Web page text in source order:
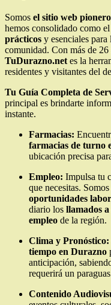
Somos el sitio web
hemos consolidado como
prácticos y esenciales
comunidad. Con más de 26
TuDurazno.net es la
residentes y visitantes del
Tu Guía Completa de
principal es brindarte
instante.
Farmacias:
farmacias de turno
ubicación precisa
Empleo: Impulsa tu
que necesitas.
oportunidades
diario los llamados
empleo de la región.
Clima y Pronóstico:
tiempo en Durazno
anticipación,
requerirá un
Contenido